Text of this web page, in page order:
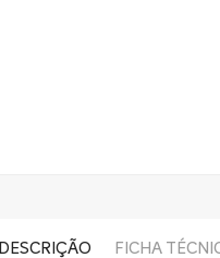
DESCRIÇÃO FICHA